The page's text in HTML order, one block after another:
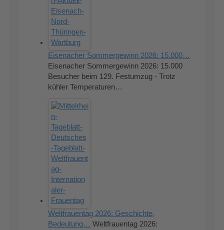
Eisenacher Sommergewinn 2026: 15.000…
Eisenacher Sommergewinn 2026: 15.000
Besucher beim 129. Festumzug - Trotz
kühler Temperaturen…
Weltfrauentag 2026: Geschichte,
Bedeutung… Weltfrauentag 2026: